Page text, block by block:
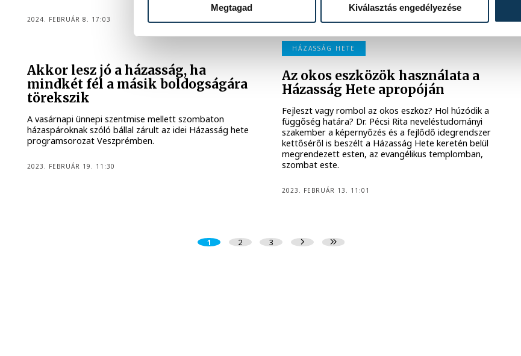
Megtagad Kiválasztás engedélyezése
2024. FEBRUÁR 8. 17:03
Akkor lesz jó a házasság, ha
mindkét fél a másik boldogságára
törekszik
A vasárnapi ünnepi szentmise mellett szombaton
házaspároknak szóló bállal zárult az idei Házasság hete
programsorozat Veszprémben.
2023. FEBRUÁR 19. 11:30
HÁZASSÁG HETE
Az okos eszközök használata a
Házasság Hete apropóján
Fejleszt vagy rombol az okos eszköz? Hol húzódik a
függőség határa? Dr. Pécsi Rita neveléstudományi
szakember a képernyőzés és a fejlődő idegrendszer
kettőséről is beszélt a Házasság Hete keretén belül
megrendezett esten, az evangélikus templomban,
szombat este.
2023. FEBRUÁR 13. 11:01
1 2 3